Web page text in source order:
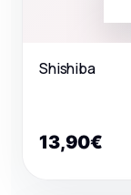
Shishiba
13,90€